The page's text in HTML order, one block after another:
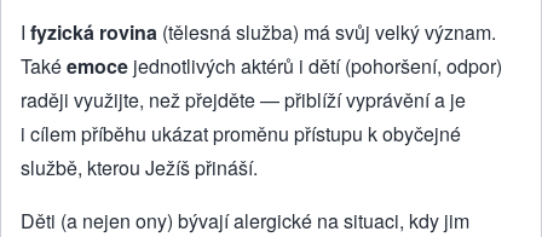
I fyzická rovina (tělesná služba) má svůj velký význam.
Takéemoce jednotlivých aktérů i dětí (pohoršení, odpor)
raději využijte, než přejděte — přiblíží vyprávění a je
i cílem příběhu ukázat proměnu přístupu k obyčejné
službě, kterou Ježíš přináší.
Děti (a nejen ony) bývají alergické na situaci, kdy jim